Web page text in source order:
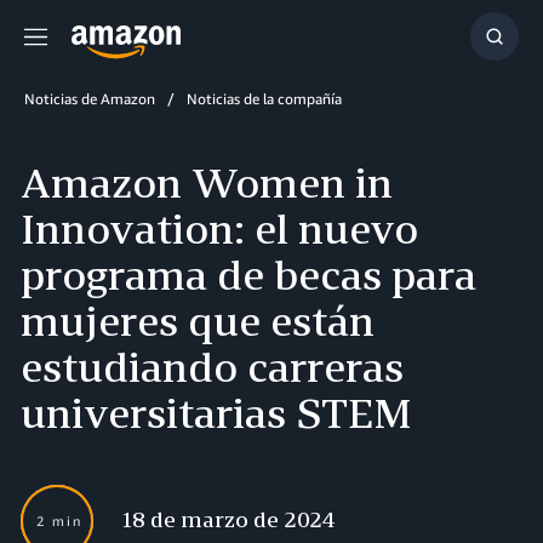
Menú
Noticias de Amazon Noticias de la compañía
Amazon Women in
Innovation: el nuevo
programa de becas para
mujeres que están
estudiando carreras
universitarias STEM
2 min 18 de marzo de 2024